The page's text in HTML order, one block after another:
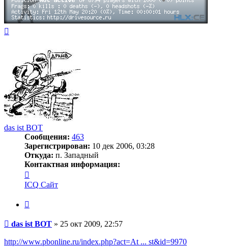
das ist BOT
Сообщения: 463
Зарегистрирован: 10 дек 2006, 03:28
Откуда: п. Западный
Контактная информация:
информация
пользователя
ist
ICQ Сайт
Сообщение
das ist BOT » 25 окт 2009, 22:57
http://www.pbonline.ru/index.php?act=At ... st&id=9970